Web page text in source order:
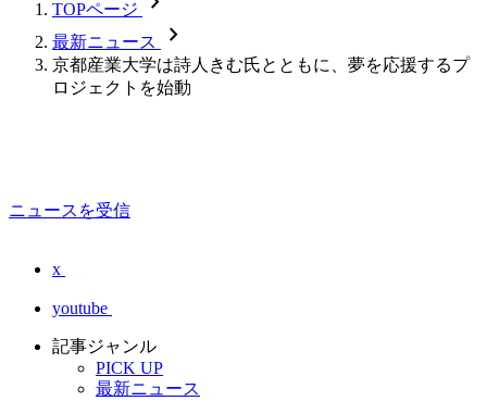
TOPページ
最新ニュース chevron_forward
京都産業大学は詩人きむ氏とともに、夢を応援するプ
ロジェクトを始動
ニュースを受信
x
youtube
記事ジャンル
PICK UP
最新ニュース